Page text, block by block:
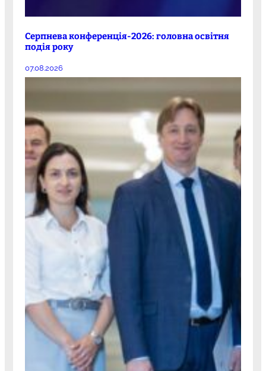
Серпнева конференція-2026: головна освітня
подія року
07.08.2026